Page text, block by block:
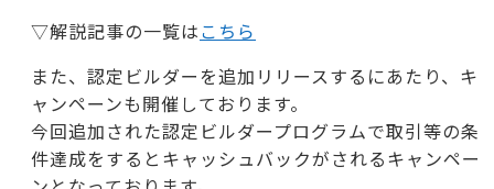
▽解説記事の一覧はこちら
また、認定ビルダーを追加リリースするにあたり、キ
ャンペーンも開催しております。
今回追加された認定ビルダープログラムで取引等の条
件達成をするとキャッシュバックがされるキャンペー